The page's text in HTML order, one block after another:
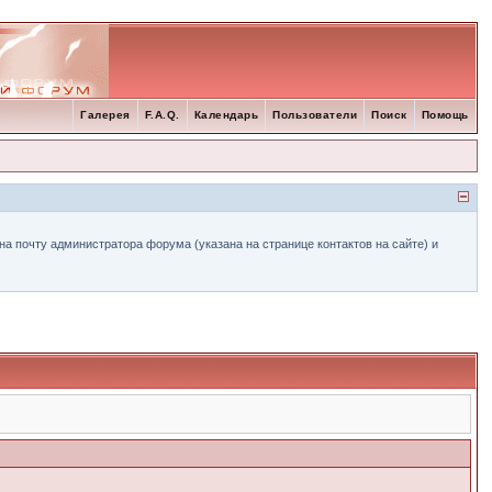
Помощь
Поиск
Пользователи
Календарь
F.A.Q.
Галерея
администратора форума (указана на странице контактов на сайте) и